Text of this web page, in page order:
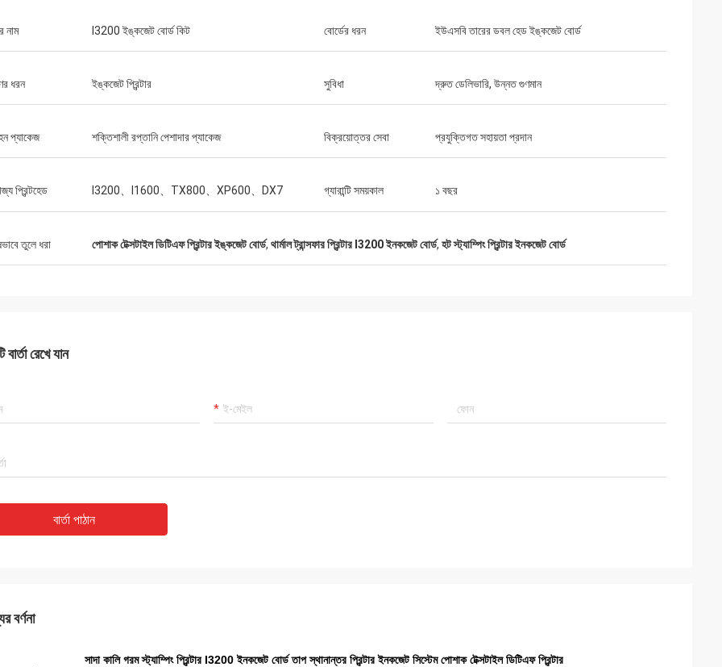
নাম I3200 ইঙ্কজেট বোর্ড কিট বোর্ডের ধরন ইউএসবি তারের ডবল হেড ইঙ্কজেট বোর্ড
ধরন ইঙ্কজেট প্রিন্টার সুবিধা দ্রুত ডেলিভারি, উন্নত গুণমান
প্যাকেজ শক্তিশালী রপ্তানি পেশাদার প্যাকেজ বিক্রয়োত্তর সেবা প্রযুক্তিগত সহায়তা প্রদান
প্রিন্টহেড I3200、I1600、TX800、XP600、DX7 গ্যারান্টি সময়কাল ১ বছর
তুলে ধরা পোশাক টেক্সটাইল ডিটিএফ প্রিন্টার ইঙ্কজেট বোর্ড, থার্মাল ট্রান্সফার প্রিন্টার I3200 ইনকজেট বোর্ড, হট স্ট্যাম্পিং প্রিন্টার ইনকজেট বোর্ড
বার্তা রেখে যান
বার্তা পাঠান
বর্ণনা
সাদা কালি গরম স্ট্যাম্পিং প্রিন্টার I3200 ইনকজেট বোর্ড তাপ স্থানান্তর প্রিন্টার ইনকজেট সিস্টেম পোশাক টেক্সটাইল ডিটিএফ প্রিন্টার